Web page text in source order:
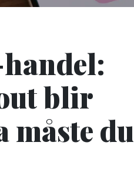
blir
måste du